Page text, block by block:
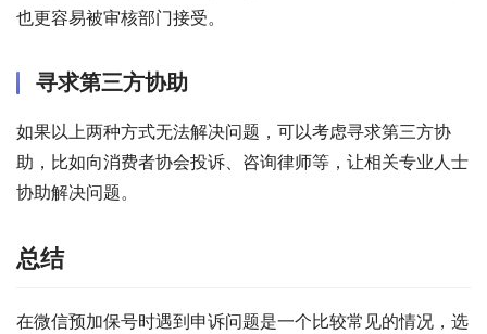
也更容易被审核部门接受。
寻求第三方协助
如果以上两种方式无法解决问题，可以考虑寻求第三方协
助，比如向消费者协会投诉、咨询律师等，让相关专业人士
协助解决问题。
总结
在微信预加保号时遇到申诉问题是一个比较常见的情况，选